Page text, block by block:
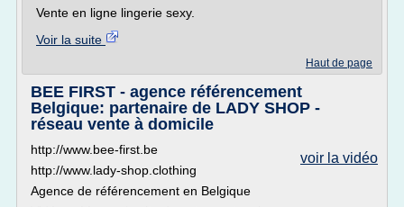
Vente en ligne lingerie sexy.
Voir la suite
Haut de page
BEE FIRST - agence référencement
Belgique: partenaire de LADY SHOP -
réseau vente à domicile
voir la vidéo
http://www.bee-first.be
http://www.lady-shop.clothing
Agence de référencement en Belgique